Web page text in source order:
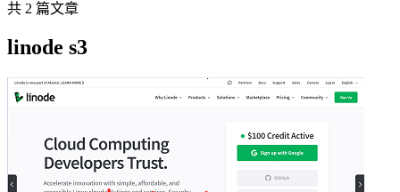
共 2 篇文章
linode s3